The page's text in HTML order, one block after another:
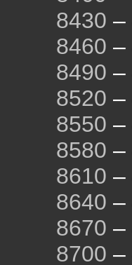
8430 –
8460 –
8490 –
8520 –
8550 –
8580 –
8610 –
8640 –
8670 –
8700 –